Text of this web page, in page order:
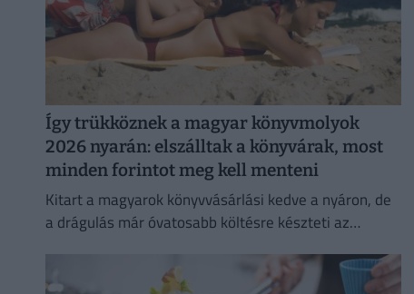
Így trükköznek a magyar könyvmolyok
2026 nyarán: elszálltak a könyvárak, most
minden forintot meg kell menteni
Kitart a magyarok könyvvásárlási kedve a nyáron, de
a drágulás már óvatosabb költésre készteti az